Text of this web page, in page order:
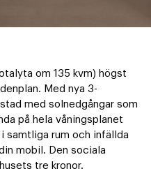
om 135 kvm) högst
Med nya 3-
med solnedgångar som
på hela våningsplanet
samtliga rum och infällda
mobil. Den sociala
tre kronor.